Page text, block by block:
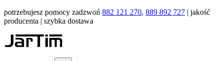
potrzebujesz pomocy zadzwoń 882 121 270, 889 892 727 | jakość
producenta | szybka dostawa